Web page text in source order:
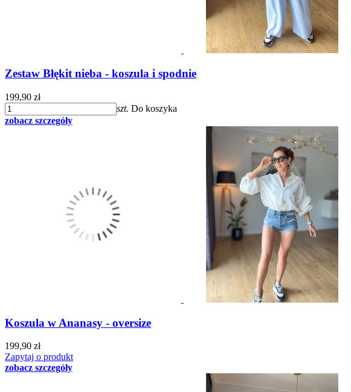
Zestaw Błękit nieba - koszula i spodnie
199,90 zł
szt. Do koszyka
zobacz szczegóły
Koszula w Ananasy - oversize
199,90 zł
Zapytaj o produkt
zobacz szczegóły